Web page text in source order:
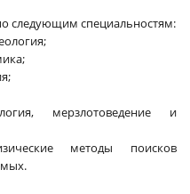
следующим специальностям:
мерзлотоведение и
методы поисков